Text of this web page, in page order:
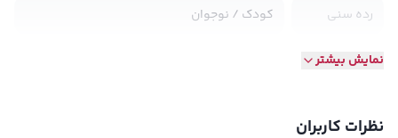
رده سنی کودک / نوجوان
جنس
نمایش بیشتر
نظرات کاربران